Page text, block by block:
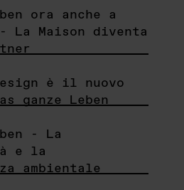
ora anche a
La Maison diventa
è il nuovo
ganze Leben
- La
e la
ambientale